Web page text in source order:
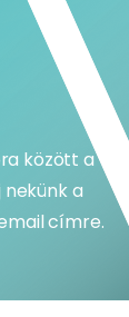
között a
a
címre.